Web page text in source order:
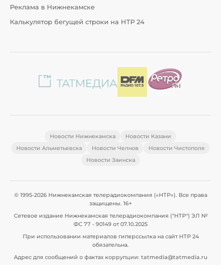
Реклама в Нижнекамске
Калькулятор бегущей строки на НТР 24
Новости Нижнекамска
Новости Казани
Новости Альметьевска
Новости Челнов
Новости Чистополя
Новости Заинска
© 1995-2026 Нижнекамская телерадиокомпания («НТР»). Все права
защищены. 16+
Сетевое издание Нижнекамская телерадиокомпания ("НТР") ЭЛ №
ФС 77 - 90149 от 07.10.2025
При использовании материалов гиперссылка на сайт НТР 24
обязательна.
Адрес для сообщений о фактах коррупции: tatmedia@tatmedia.ru